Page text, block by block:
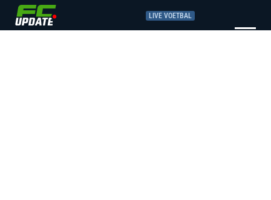
LIVE VOETBAL